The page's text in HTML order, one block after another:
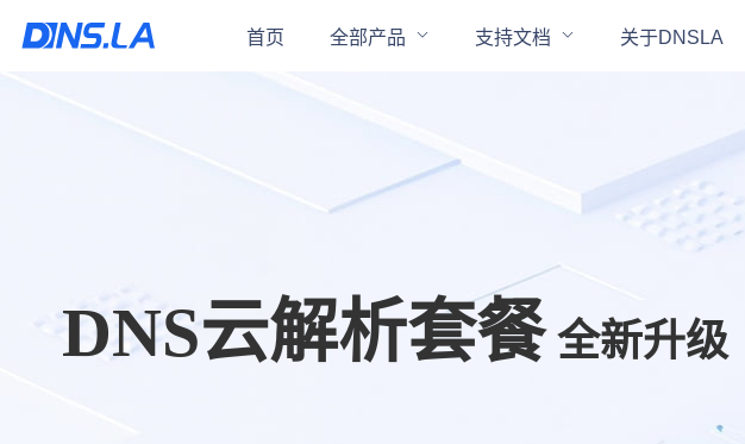
首页 全部产品 支持文档 关于DNSLA
DNS云解析套餐 全新升级